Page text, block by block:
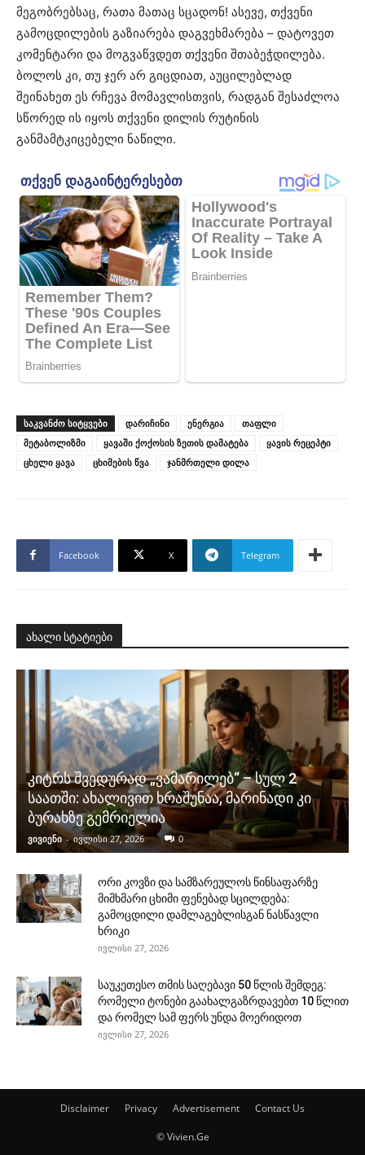
მეგობრებსაც, რათა მათაც სცადონ! ასევე, თქვენი
გამოცდილების გაზიარება დაგვეხმარება – დატოვეთ
კომენტარი და მოგვაწვდეთ თქვენი შთაბეჭდილება.
ბოლოს კი, თუ ჯერ არ გიცდიათ, აუცილებლად
შეინახეთ ეს რჩევა მომავლისთვის, რადგან შესაძლოა
სწორედ ის იყოს თქვენი დილის რუტინის
განმამტკიცებელი ნაწილი.
ᲡᲐᲙᲕᲐᲜᲫᲝ ᲡᲘᲢᲧᲕᲔᲑᲘ დარიჩინი ენერგია
თაფლი
მეტაბოლიზმი
ყავაში ქოქოსის ზეთის დამატება
ყავის რეცეპტი
ცხელი ყავა
ცხიმების წვა ჯანმრთელი დილა
Facebook X Telegram
ახალი სტატიები
კიტრს შვედურად „ვამარილებ“ – სულ 2
საათში: ახალივით ხრაშუნაა, მარინადი კი
ბურახზე გემრიელია
ვივიენი - ივლისი 27, 2026 0
ორი კოვზი და სამზარეულოს წინსაფარზე
მიმხმარი ცხიმი ფენებად სცილდება:
გამოცდილი დამლაგებლისგან ნასწავლი
ხრიკი
ივლისი 27, 2026
საუკეთესო თმის საღებავი 50 წლის შემდეგ:
რომელი ტონები გაახალგაზრდავებთ 10 წლით
და რომელ სამ ფერს უნდა მოერიდოთ
ივლისი 27, 2026
Disclaimer Privacy Advertisement Contact Us
© Vivien.Ge